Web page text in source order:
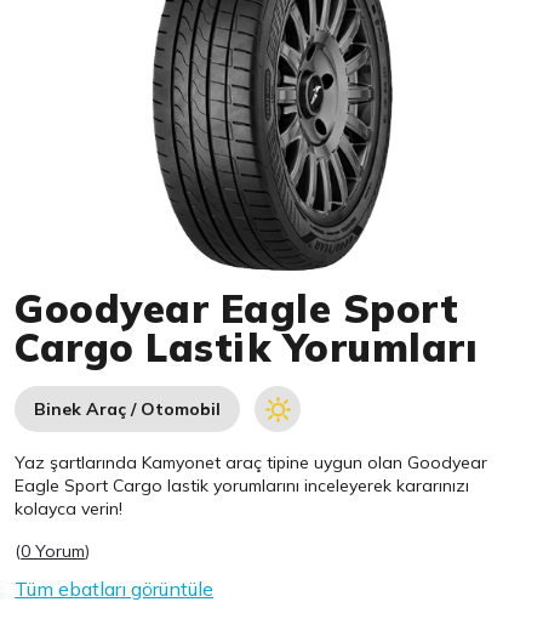
Goodyear Eagle Sport
Cargo Lastik Yorumları
Binek Araç / Otomobil
Yaz şartlarında Kamyonet araç tipine uygun olanGoodyear
Eagle Sport Cargo lastik yorumlarını inceleyerek kararınızı
kolayca verin!
(0 Yorum)
Tüm ebatları görüntüle